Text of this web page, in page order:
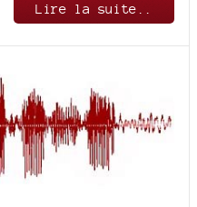
Lire la suite..